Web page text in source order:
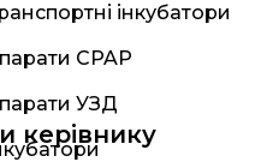
інкубатори
CPAP
УЗД
керівнику